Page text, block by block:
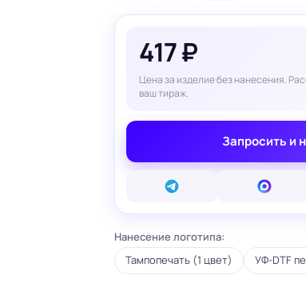
Готовые бумажные пакеты
Картонные коробки
Шуберы, обечайки
Печать на фотобумаге
пленке
Стенды
Баннеры
Печать на холсте
417 ₽
Цена за изделие без нанесения.
ваш тираж.
Запросить и
Нанесение логотипа:
Тампопечать (1 цвет) УФ-DTF